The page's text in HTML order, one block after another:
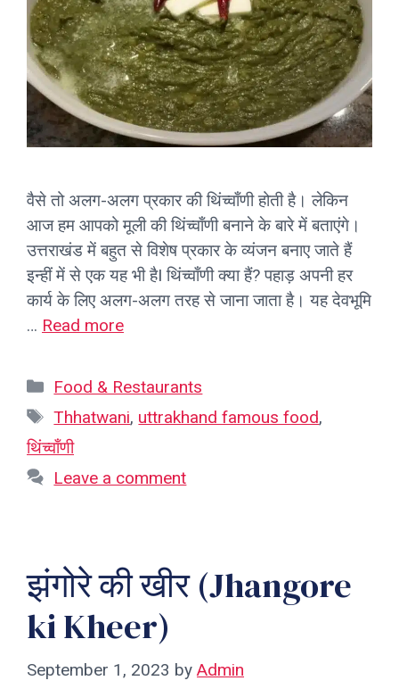
वैसे तो अलग-अलग प्रकार की थिंच्वाँणी होती है। लेकिन
आज हम आपको मूली की थिंच्वाँणी बनाने के बारे में बताएंगे।
उत्तराखंड में बहुत से विशेष प्रकार के व्यंजन बनाए जाते हैं
इन्हीं में से एक यह भी हैI थिंच्वाँणी क्या हैं? पहाड़ अपनी हर
कार्य के लिए अलग-अलग तरह से जाना जाता है। यह देवभूमि
… Read more
Categories
Food & Restaurants
Tags
Thhatwani, uttrakhand famous food,
थिंच्वाँणी
Leave a comment
झंगोरे की खीर (Jhangore
ki Kheer)
September 1, 2023 by Admin